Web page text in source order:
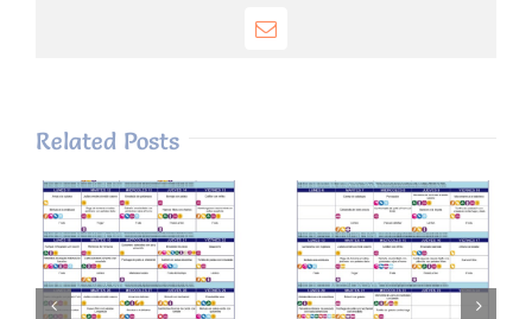
Email
Related Posts